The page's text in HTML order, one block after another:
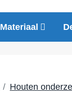
Materiaal
Houten